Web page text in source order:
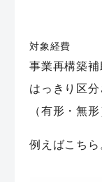
対象経費
事業再構築
はっきり区
（有形・無形
例えばこちら